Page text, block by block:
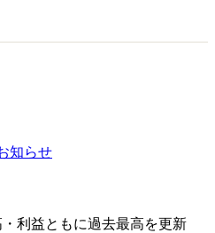
知らせ
利益ともに過去最高を更新